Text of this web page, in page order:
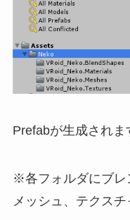
Prefabが生成されま
※各フォルダにブレ
メッシュ、テクスチ